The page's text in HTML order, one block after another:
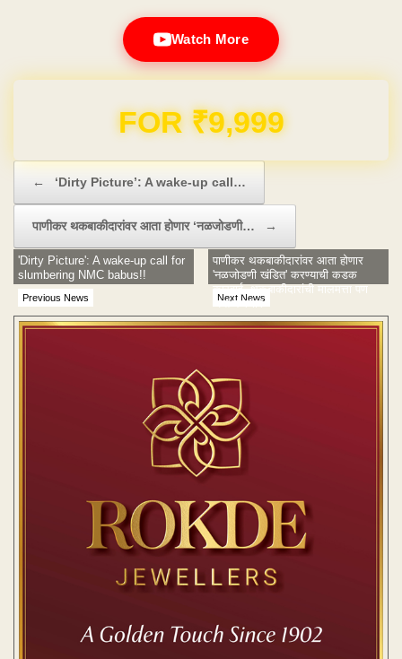
Watch More
FOR ₹9,999
← ‘Dirty Picture’: A wake-up call…
पाणीकर थकबाकीदारांवर आता होणार ‘नळजोडणी… →
Previous News
'Dirty Picture': A wake-up call for
slumbering NMC babus!!
Next News
पाणीकर थकबाकीदारांवर आता होणार
'नळजोडणी खंडित' करण्याची कडक
कारवाई, थकबाकीदारांची मालमत्ता पण
जप्त करणार